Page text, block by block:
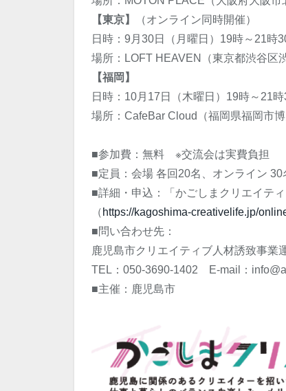
【東京】
（オンライン同時開催）
日時：9月30日（月曜日）19時～21時
場所：LOFT HEAVEN（東京都渋谷区
【福岡】
日時：10月17日（木曜日）19時～21時
場所：CafeBar Cloud（福岡県福岡市
■参加費：無料 ※交流会は実費負担
■定員：会場 各回20名、オンライン
■詳細・申込：「かごしまクリエイテ
（ https://kagoshima-creativelife.jp/
■問い合わせ先：
鹿児島市クリエイティブ人材誘致事
TEL：050-3690-1402 E-mail：
■主催：鹿児島市